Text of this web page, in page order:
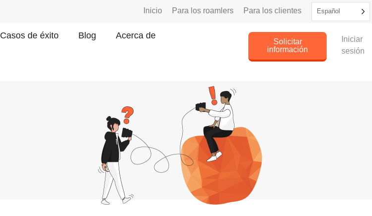
Inicio Para los roamlers Para los clientes Español
Casos de éxito Blog Acerca de
Solicitar
información
Iniciar
sesión